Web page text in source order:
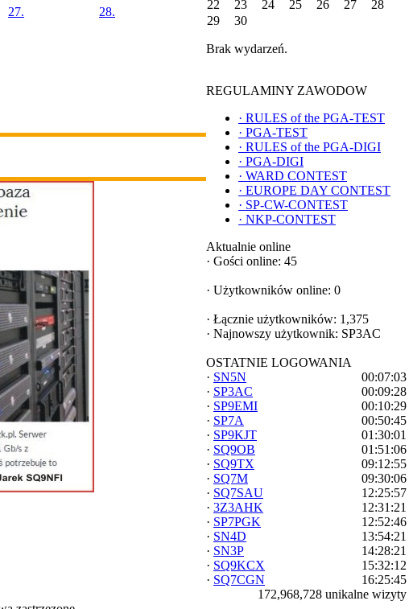
27. 28.
22
23 24 25 26 27
28
29
30
Brak wydarzeń.
REGULAMINY ZAWODOW
· RULES of the PGA-TEST
· PGA-TEST
· RULES of the PGA-DIGI
· PGA-DIGI
· WARD CONTEST
· EUROPE DAY CONTEST
· SP-CW-CONTEST
· NKP-CONTEST
Aktualnie online
· Gości online: 45
· Użytkowników online: 0
· Łącznie użytkowników: 1,375
· Najnowszy użytkownik: SP3AC
OSTATNIE LOGOWANIA
· SN5N
00:07:03
· SP3AC
00:09:28
· SP9EMI
00:10:29
· SP7A
00:50:45
· SP9KJT
01:30:01
· SQ9OB
01:51:06
· SQ9TX
09:12:55
· SQ7M
09:30:06
· SQ7SAU
12:25:57
· 3Z3AHK
12:31:21
· SP7PGK
12:52:46
· SN4D
13:54:21
· SN3P
14:28:21
· SQ9KCX
15:32:12
· SQ7CGN
16:25:45
172,968,728 unikalne wizyty